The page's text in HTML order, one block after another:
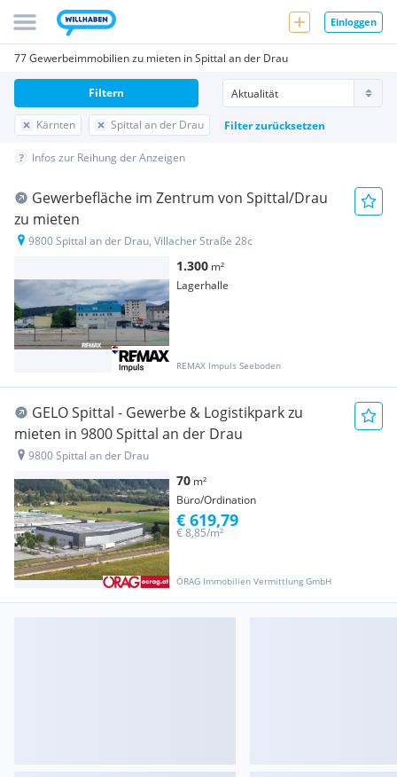
Einloggen
77 Gewerbeimmobilien zu mieten in Spittal an der Drau
Kärnten Spittal an der Drau Filter zurücksetzen
Filtern
Infos zur Reihung der Anzeigen
Gewerbefläche im Zentrum von Spittal/Drau
zu mieten
9800 Spittal an der Drau, Villacher Straße 28c
1.300 m²
Lagerhalle
REMAX Impuls Seeboden
GELO Spittal - Gewerbe & Logistikpark zu
mieten in 9800 Spittal an der Drau
9800 Spittal an der Drau
70 m²
Büro/Ordination
ÖRAG Immobilien Vermittlung GmbH
€ 8,85/m²
€ 619,79